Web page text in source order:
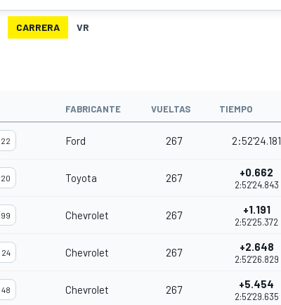
CARRERA VR
FABRICANTE VUELTAS TIEMPO
22 Ford 267 2:52'24.181
20 Toyota 267 +0.662
2:52'24.843
99 Chevrolet 267 +1.191
2:52'25.372
24 Chevrolet 267 +2.648
2:52'26.829
48 Chevrolet 267 +5.454
2:52'29.635